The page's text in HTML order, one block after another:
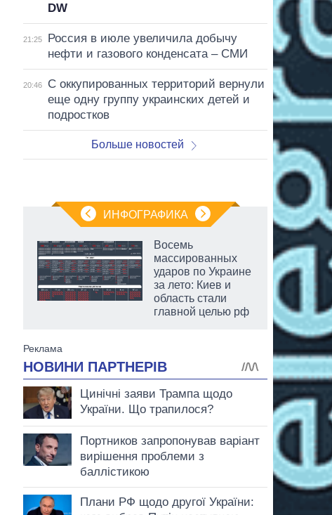
DW
21:25
Россия в июле увеличила добычу
нефти и газового конденсата – СМИ
20:46
С оккупированных территорий вернули
еще одну группу украинских детей и
подростков
Больше новостей
ИНФОГРАФИКА
Восемь
массированных
ударов по Украине
за лето: Киев и
область стали
главной целью рф